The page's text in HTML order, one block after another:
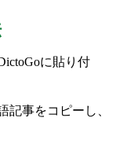
に貼り付
記事をコピーし、